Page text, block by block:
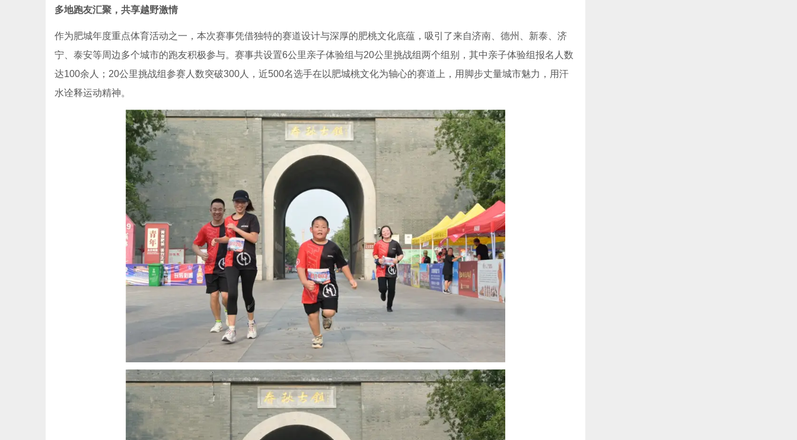
多地跑友汇聚，共享越野激情
作为肥城年度重点体育活动之一，本次赛事凭借独特的赛道设计与深厚的肥桃文化底蕴，吸引了来自济南、德州、新泰、济
宁、泰安等周边多个城市的跑友积极参与。赛事共设置6公里亲子体验组与20公里挑战组两个组别，其中亲子体验组报名人数
达100余人；20公里挑战组参赛人数突破300人，近500名选手在以肥城桃文化为轴心的赛道上，用脚步丈量城市魅力，用汗
水诠释运动精神。